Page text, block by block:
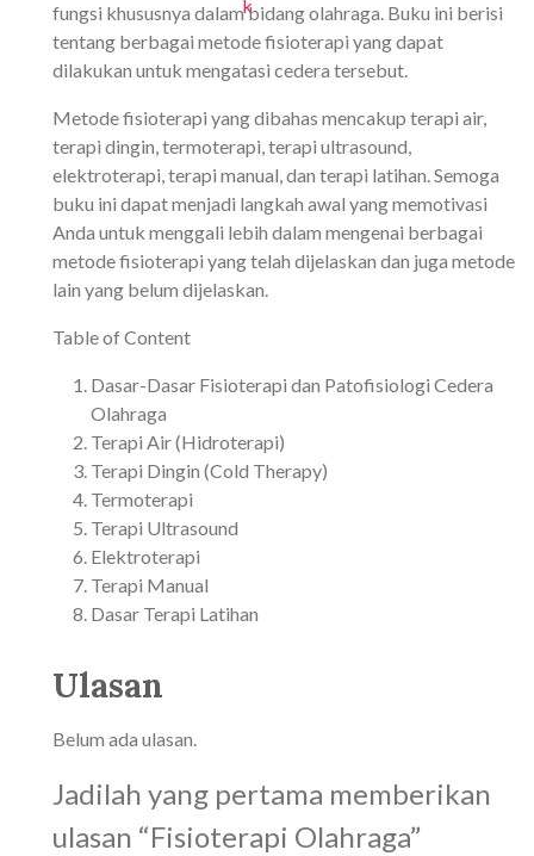
fungsi khususnya dalam bidang olahraga. Buku ini berisi
tentang berbagai metode fisioterapi yang dapat
dilakukan untuk mengatasi cedera tersebut.
Metode fisioterapi yang dibahas mencakup terapi air,
terapi dingin, termoterapi, terapi ultrasound,
elektroterapi, terapi manual, dan terapi latihan. Semoga
buku ini dapat menjadi langkah awal yang memotivasi
Anda untuk menggali lebih dalam mengenai berbagai
metode fisioterapi yang telah dijelaskan dan juga metode
lain yang belum dijelaskan.
Table of Content
Dasar-Dasar Fisioterapi dan Patofisiologi Cedera
Olahraga
Terapi Air (Hidroterapi)
Terapi Dingin (Cold Therapy)
Termoterapi
Terapi Ultrasound
Elektroterapi
Terapi Manual
Dasar Terapi Latihan
Ulasan
Belum ada ulasan.
Jadilah yang pertama memberikan
ulasan “Fisioterapi Olahraga”